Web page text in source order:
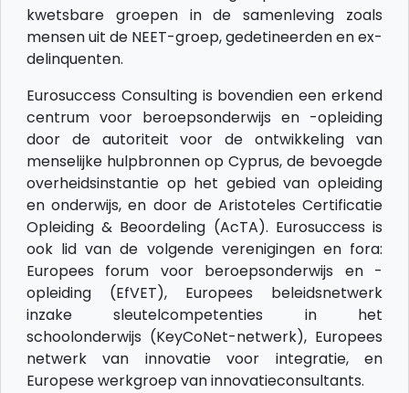
kwetsbare groepen in de samenleving zoals
mensen uit de NEET-groep, gedetineerden en ex-
delinquenten.
Eurosuccess Consulting is bovendien een erkend
centrum voor beroepsonderwijs en -opleiding
door de autoriteit voor de ontwikkeling van
menselijke hulpbronnen op Cyprus, de bevoegde
overheidsinstantie op het gebied van opleiding
en onderwijs, en door de Aristoteles Certificatie
Opleiding & Beoordeling (AcTA). Eurosuccess is
ook lid van de volgende verenigingen en fora:
Europees forum voor beroepsonderwijs en -
opleiding (EfVET), Europees beleidsnetwerk
inzake sleutelcompetenties in het
schoolonderwijs (KeyCoNet-netwerk), Europees
netwerk van innovatie voor integratie, en
Europese werkgroep van innovatieconsultants.